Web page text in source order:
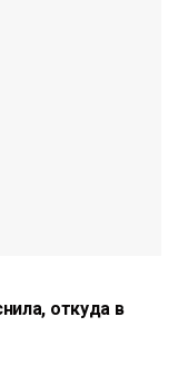
откуда в